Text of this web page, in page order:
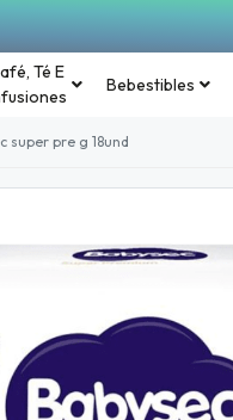
Té E
Bebestibles
super pre g 18und